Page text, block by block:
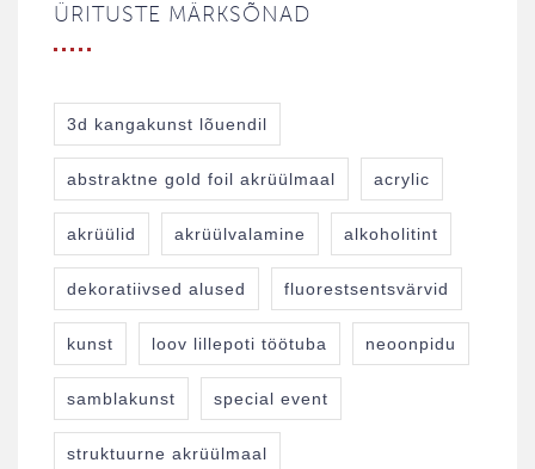
ÜRITUSTE MÄRKSÕNAD
3d kangakunst lõuendil
abstraktne gold foil akrüülmaal acrylic
akrüülid akrüülvalamine alkoholitint
dekoratiivsed alused fluorestsentsvärvid
kunst loov lillepoti töötuba neoonpidu
samblakunst special event
struktuurne akrüülmaal